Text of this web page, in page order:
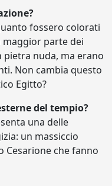
fossero colorati
maggior parte dei
nuda, ma erano
Non cambia questo
Egitto?
del tempio?
una delle
un massiccio
Cesarione che fanno